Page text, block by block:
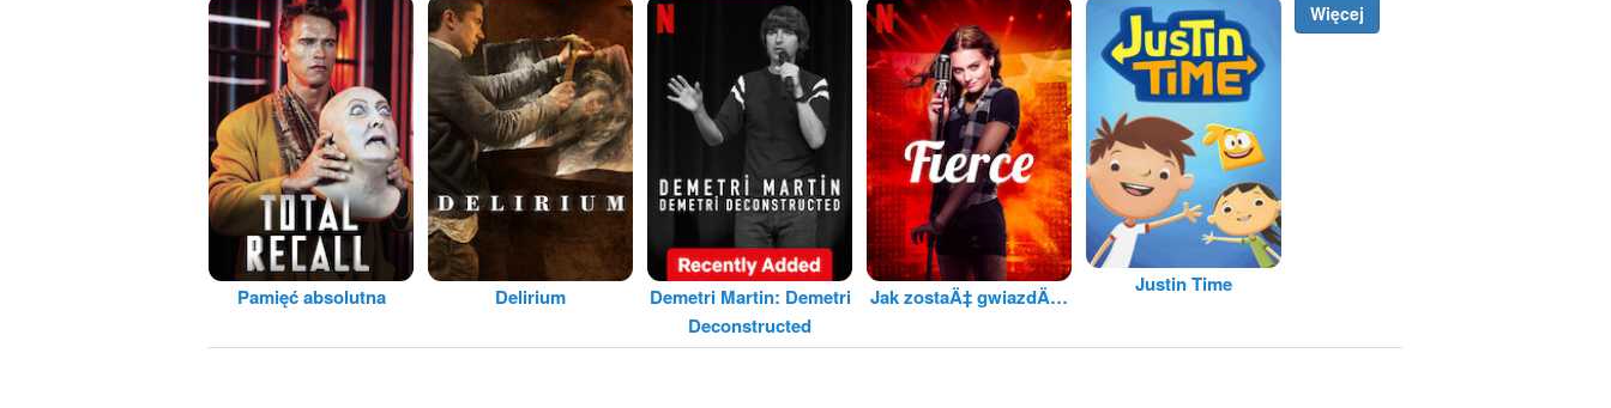
Pamięć absolutna Delirium
Demetri Martin: Demetri
Deconstructed
Jak zostaÄ‡ gwiazdÄ…
Justin Time
Więcej